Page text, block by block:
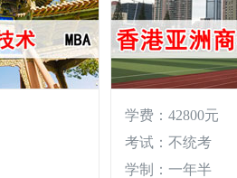
学费：42800元
考试：不统考
学制：一年半